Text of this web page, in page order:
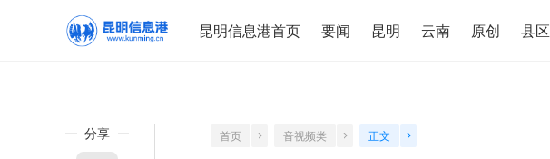
昆明信息港首页 要闻 昆明 云南 原创 县区
分享 首页 音视频类 正文